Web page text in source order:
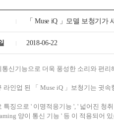
「 Muse iQ 」모델 보청기가
2018-06-22
통신기능으로 더욱 풍성한 소리와 편
라인업 된 「 Muse iQ 」보청기는 귓
특징으로 ' 이명적응기능 ', ' 넓어진 청
양이 통신 기능 ' 등 이 적용되어